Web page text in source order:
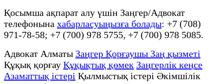
Қосымша ақпарат алу үшін Заңгер/Адвокат
телефонына хабарласуыңызға болады: +7 (708)
971-78-58; +7 (700) 978 5755, +7 (700) 978 5085.
Адвокат Алматы Заңгер Қорғаушы Заң қызметі
Құқық қорғау Құқықтық қөмек Заңгерлік кеңсе
Азаматтық істері Қылмыстық істері Әкімшілік